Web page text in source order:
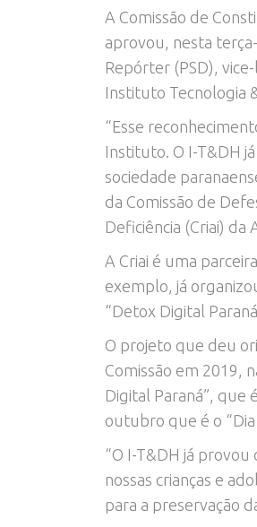
A Comissão de
aprovou, nesta
Repórter (PSD),
Instituto Tecnologia
“Esse
Instituto. O I-T&DH
sociedade
da Comissão de
Deficiência (Criai) da
A Criai é uma
exemplo, já
“Detox Digital
O projeto que deu
Comissão em 2019,
Digital Paraná”, que
outubro que é o
“O I-T&DH já
nossas crianças e
para a preservação